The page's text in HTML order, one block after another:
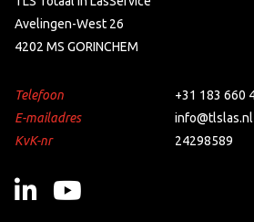
Avelingen-West 26
4202 MS GORINCHEM
Telefoon
+31 183 660
E-mailadres
info@tlslas.nl
KvK-nr
24298589